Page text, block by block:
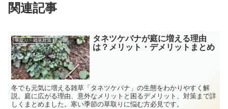
関連記事
草取り・雑草対策
タネツケバナが庭に増える理由
は？メリット・デメリットまとめ
冬でも元気に増える雑草「タネツケバナ」の生態をわかりやすく解
説。庭に広がる理由、意外なメリットと困るデメリット、対策まで詳
しくまとめました。寒い季節の草取りに悩む方必見です。